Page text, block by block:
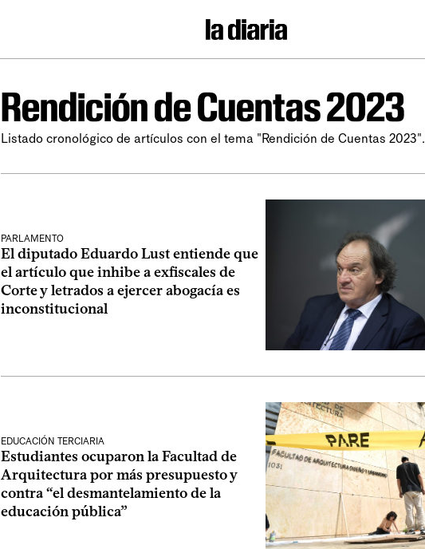
Rendición de Cuentas 2023
Listado cronológico de artículos con el tema "Rendición de Cuentas 2023".
PARLAMENTO
El diputado Eduardo Lust entiende que
el artículo que inhibe a exfiscales de
Corte y letrados a ejercer abogacía es
inconstitucional
EDUCACIÓN TERCIARIA
Estudiantes ocuparon la Facultad de
Arquitectura por más presupuesto y
contra “el desmantelamiento de la
educación pública”